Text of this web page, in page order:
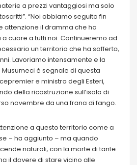
a prezzi vantaggiosi ma solo
“Noi abbiamo seguito fin
attenzione il dramma che ha
a cuore a tutti noi. Continueremo ad
un territorio che ha sofferto,
Lavoriamo intensamente e la
è segnale di questa
e ministro degli Esteri,
della ricostruzione sull’isola di
novembre da una frana di fango.
a questo territorio come a
– ha aggiunto – ma quando
naturali, con la morte di tante
il dovere di stare vicino alle